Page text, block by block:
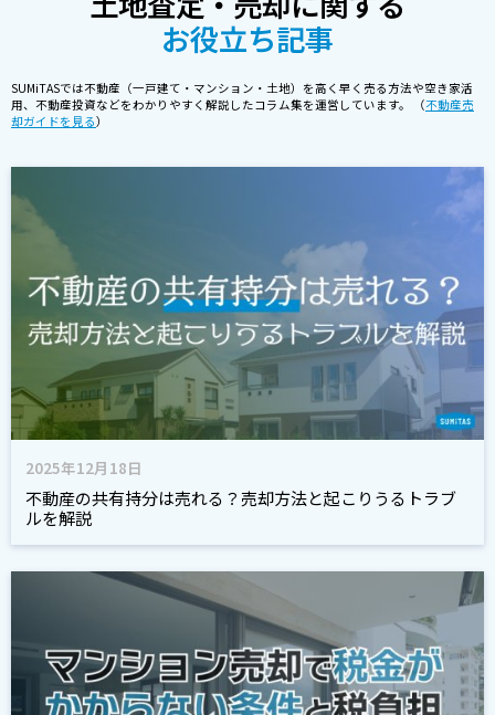
お役立ち記事
SUMiTASでは不動産（一戸建て・マンション・土地）を高く早く売る方法や空き家活
用、不動産投資などをわかりやすく解説したコラム集を運営しています。 （不動産売
却ガイドを見る）
2025年12月18日
不動産の共有持分は売れる？売却方法と起こりうるトラブ
ルを解説